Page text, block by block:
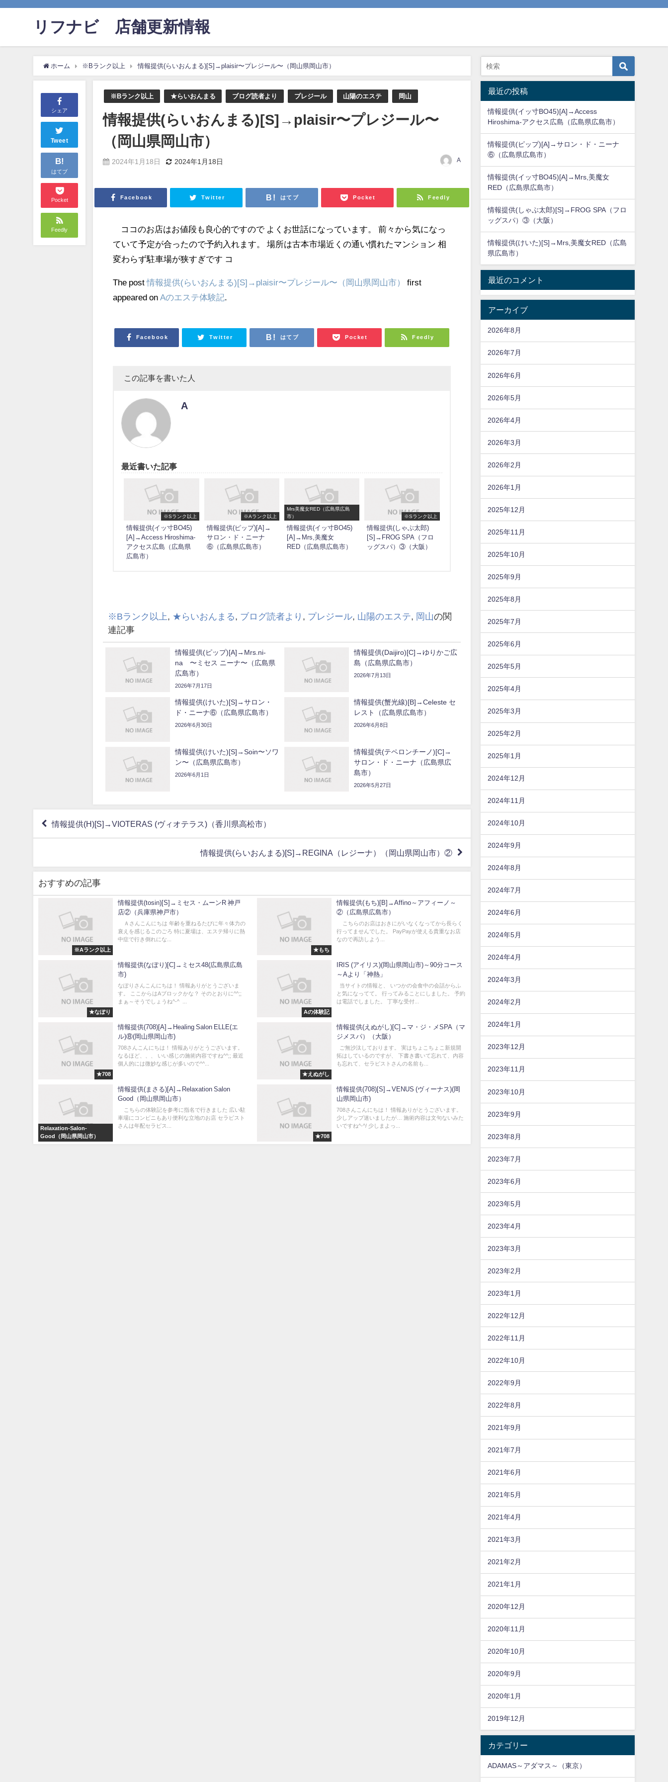
リフナビ®店舗更新情報
ホーム ※Bランク以上 情報提供(らいおんまる)[S]→plaisir〜プレジール〜（岡山県岡山市）
シェア
Tweet
B!
はてブ
Pocket
Feedly
※Bランク以上 ★らいおんまる ブログ読者より プレジール 山陽のエステ 岡山
情報提供(らいおんまる)[S]→plaisir〜プレジール〜
（岡山県岡山市）
2024年1月18日 2024年1月18日 A
Facebook Twitter はてブ Pocket Feedly
ココのお店はお値段も良心的ですので よくお世話になっています。 前々から気になっ
ていて予定が合ったので予約入れます。 場所は古本市場近くの通い慣れたマンション 相
変わらず駐車場が狭すぎです コ
The post情報提供(らいおんまる)[S]→plaisir〜プレジール〜（岡山県岡山市）
first
appeared on Aのエステ体験記
Facebook Twitter はてブ Pocket Feedly
この記事を書いた人
A
最近書いた記事
※Sランク以上
情報提供(イッ寸BO45)
[A]→Access Hiroshima-
アクセス広島（広島県
広島市）
※Aランク以上
情報提供(ピップ)[A]→
サロン・ド・ニーナ
⑥（広島県広島市）
Mrs美魔女RED（広島県広島
市）
情報提供(イッ寸BO45)
[A]→Mrs,美魔女
RED（広島県広島市）
※Sランク以上
情報提供(しゃぶ太郎)
[S]→FROG SPA（フロ
ッグスパ）③（大阪）
※Bランク以上, ★らいおんまる, ブログ読者より , プレジール, 山陽のエステ, 岡山の関
連記事
情報提供(ピップ)[A]→Mrs.ni-
na 〜ミセス ニーナ〜（広島県
広島市）
2026年7月17日
情報提供(Daijiro)[C]→ゆりかご広
島（広島県広島市）
2026年7月13日
情報提供(けいた)[S]→サロン・
ド・ニーナ⑥（広島県広島市）
2026年6月30日
情報提供(蟹光線)[B]→Celeste セ
レスト（広島県広島市）
2026年6月8日
情報提供(けいた)[S]→Soin〜ソワ
ン〜（広島県広島市）
2026年6月1日
情報提供(テペロンチーノ)[C]→
サロン・ド・ニーナ（広島県広
島市）
2026年5月27日
情報提供(H)[S]→VIOTERAS (ヴィオテラス)（香川県高松市）
情報提供(らいおんまる)[S]→REGINA（レジーナ）（岡山県岡山市）②
おすすめの記事
※Aランク以上
情報提供(tosin)[S]→ミセス・ムーンR 神戸
店②（兵庫県神戸市）
Ａさんこんにちは 年齢を重ねるたびに年々体力の
衰えを感じるこのごろ 特に夏場は、エステ帰りに熱
中症で行き倒れにな...
★もち
情報提供(もち)[B]→Affino～アフィーノ～
②（広島県広島市）
こちらのお店はおきにがいなくなってから長らく
行ってませんでした。 PayPayが使える貴重なお店
なので再訪しよう...
★なぽり
情報提供(なぽり)[C]→ミセス48(広島県広島
市)
なぽりさんこんにちは！ 情報ありがとうございま
す。 ここからはAブロックかな？ そのとおりに^^;;
まぁ～そうでしょうね^-^ ...
Aの体験記
IRIS (アイリス)(岡山県岡山市)～90分コース
～Aより「神熱」
当サイトの情報と、 いつかの会食中の会話からふ
と気になってて。 行ってみることにしました。 予約
は電話でしました。 丁寧な受付...
★708
情報提供(708)[A]→Healing Salon ELLE(エ
ル)⑧(岡山県岡山市)
708さんこんにちは！ 情報ありがとうございます。
なるほど、、、 いい感じの施術内容ですね^^;; 最近
個人的には微妙な感じが多いので^^...
★えぬがし
情報提供(えぬがし)[C]→マ・ジ・メSPA（マ
ジメスパ）（大阪）
ご無沙汰しております。 実はちょこちょこ新規開
拓はしているのですが、 下書き書いて忘れて、内容
も忘れて、セラピストさんの名前も...
Relaxation-Salon-
Good（岡山県岡山市）
情報提供(まさる)[A]→Relaxation Salon
Good（岡山県岡山市）
こちらの体験記を参考に指名で行きました 広い駐
車場にコンビニもあり便利な立地のお店 セラピスト
さんは年配セラピス...
★708
情報提供(708)[S]→VENUS (ヴィーナス)(岡
山県岡山市)
708さんこんにちは！ 情報ありがとうございます。
少しアップ迷いましたが… 施術内容は文句ないみた
いですね^-^/ 少しまよっ...
最近の投稿
情報提供(イッ寸BO45)[A]→Access
Hiroshima-アクセス広島（広島県広島市）
情報提供(ピップ)[A]→サロン・ド・ニーナ
⑥（広島県広島市）
情報提供(イッ寸BO45)[A]→Mrs,美魔女
RED（広島県広島市）
情報提供(しゃぶ太郎)[S]→FROG SPA（フロ
ッグスパ）③（大阪）
情報提供(けいた)[S]→Mrs,美魔女RED（広島
県広島市）
最近のコメント
アーカイブ
2026年8月
2026年7月
2026年6月
2026年5月
2026年4月
2026年3月
2026年2月
2026年1月
2025年12月
2025年11月
2025年10月
2025年9月
2025年8月
2025年7月
2025年6月
2025年5月
2025年4月
2025年3月
2025年2月
2025年1月
2024年12月
2024年11月
2024年10月
2024年9月
2024年8月
2024年7月
2024年6月
2024年5月
2024年4月
2024年3月
2024年2月
2024年1月
2023年12月
2023年11月
2023年10月
2023年9月
2023年8月
2023年7月
2023年6月
2023年5月
2023年4月
2023年3月
2023年2月
2023年1月
2022年12月
2022年11月
2022年10月
2022年9月
2022年8月
2021年9月
2021年7月
2021年6月
2021年5月
2021年4月
2021年3月
2021年2月
2021年1月
2020年12月
2020年11月
2020年10月
2020年9月
2020年1月
2019年12月
カテゴリー
ADAMAS～アダマス～（東京）